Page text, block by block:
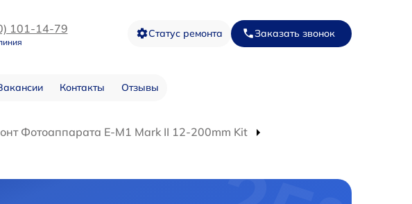
101-14-79 Статус ремонта Заказать звонок
Контакты Отзывы
Фотоаппарата E‑M1 Mark II 12-200mm Kit